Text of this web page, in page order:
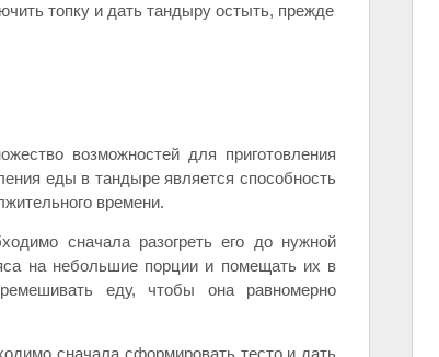
топку и дать тандыру остыть, прежде
возможностей для приготовления
еды в тандыре является способность
времени.
сначала разогреть его до нужной
на небольшие порции и помещать их в
еду, чтобы она равномерно
сначала сформировать тесто и дать